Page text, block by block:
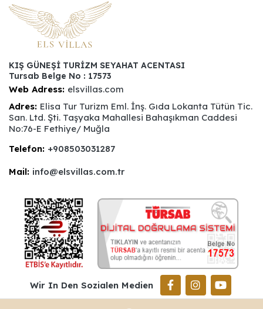
KIŞ GÜNEŞİ TURİZM SEYAHAT ACENTASI
Tursab Belge No : 17573
Web Adress: elsvillas.com
Adres: Elisa Tur Turizm Eml. İnş. Gıda Lokanta Tütün Tic.
San. Ltd. Şti. Taşyaka Mahallesi Bahaşıkman Caddesi
No:76-E Fethiye/ Muğla
Telefon: +908503031287
Mail: info@elsvillas.com.tr
Wir In Den Sozialen Medien